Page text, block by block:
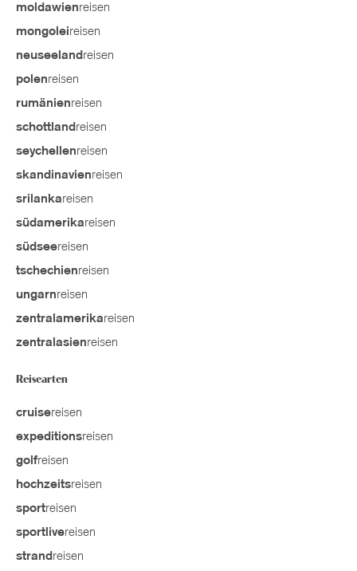
moldawienreisen
mongoleireisen
neuseeland reisen
polenreisen
rumänienreisen
schottland reisen
seychellenreisen
skandinavienreisen
srilankareisen
südamerikareisen
südseereisen
tschechienreisen
ungarnreisen
zentralamerikareisen
zentralasienreisen
Reisearten
cruisereisen
expeditionsreisen
golfreisen
hochzeitsreisen
sportreisen
sportlivereisen
strand reisen